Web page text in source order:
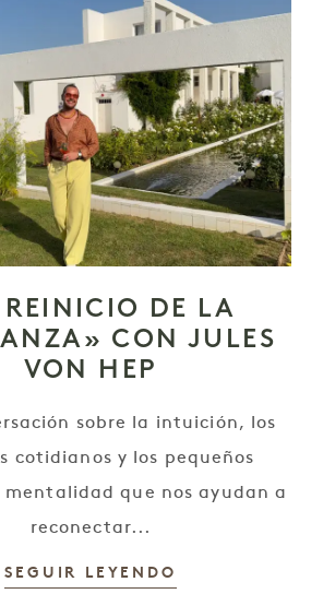
REINICIO DE LA
CON JULES
VON HEP
sobre la intuición, los
cotidianos y los pequeños
mentalidad que nos ayudan a
reconectar...
SEGUIR LEYENDO